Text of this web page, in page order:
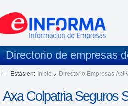
Directorio de empresas
Estás en: Inicio > Directorio Empresas
Axa Colpatria Seguros